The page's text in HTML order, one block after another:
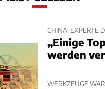
CHINA-EXPERTE
„Einige
werden
WERKZEUGE